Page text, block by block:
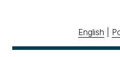
English